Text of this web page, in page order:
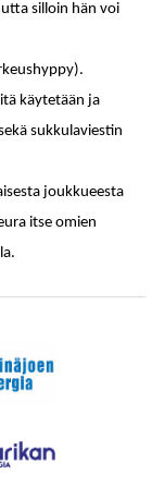
silloin hän voi
käytetään ja
sukkulaviestin
joukkueesta
itse omien